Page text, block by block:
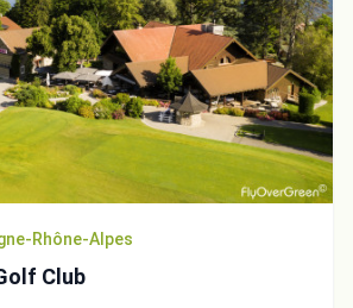
Rhône-Alpes
Club